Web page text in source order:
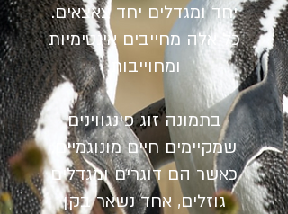
יחד ומגדלים יחד צאצאים.
כל אלה מחייבים אינטימיות
ומחוייבות.
בתמונה זוג פינגווינים
שמקיימים חיים מונוגמיים.
כאשר הם דוגרים ומגדלים
גוזלים, אחד נשאר בקן